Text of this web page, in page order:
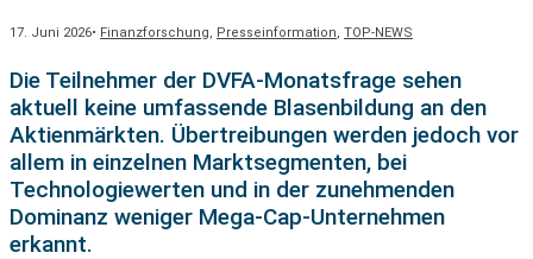
17. Juni 2026• Finanzforschung, Presseinformation, TOP-NEWS
Die Teilnehmer der DVFA-Monatsfrage sehen
aktuell keine umfassende Blasenbildung an den
Aktienmärkten. Übertreibungen werden jedoch vor
allem in einzelnen Marktsegmenten, bei
Technologiewerten und in der zunehmenden
Dominanz weniger Mega-Cap-Unternehmen
erkannt.